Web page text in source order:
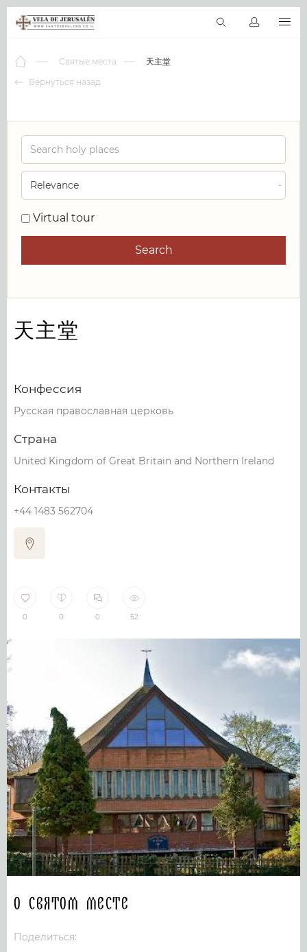
Виртуальные туры
RU
Вернуться назад
Святые места 天主堂
Virtual tour
Search
天主堂
Конфессия
Русская православная церковь
Страна
United Kingdom of Great Britain and Northern Ireland
Контакты
+44 1483 562704
0 0 0 52
О святом месте
Поделиться: